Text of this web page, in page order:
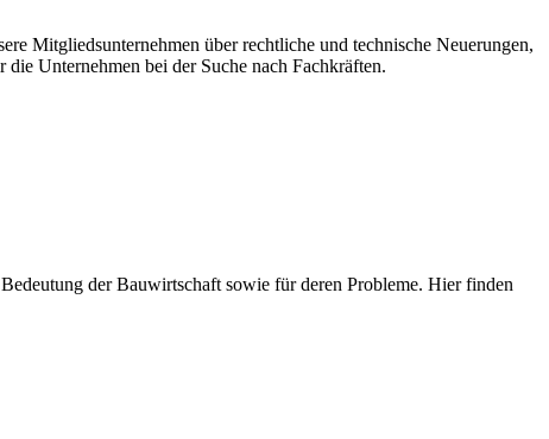
Mitgliedsunternehmen über rechtliche und technische Neuerungen,
Unternehmen bei der Suche nach Fachkräften.
der Bauwirtschaft sowie für deren Probleme. Hier finden